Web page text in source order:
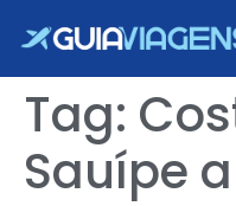
Tag:
Sauípe